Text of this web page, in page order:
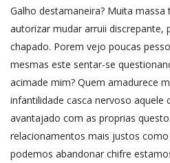
Galho destamaneira? Muita
autorizar mudar arruii discrepante,
chapado. Porem vejo poucas
mesmas este sentar-se
acimade mim? Quem amadurece
infantilidade casca nervoso aquele
avantajado com as proprias
relacionamentos mais justos como
podemos abandonar chifre